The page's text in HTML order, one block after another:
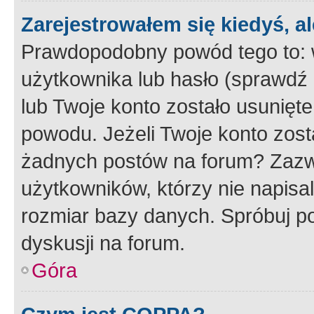
Zarejestrowałem się kiedyś,
Prawdopodobny powód tego to:
użytkownika lub hasło
lub Twoje konto zostało
powodu. Jeżeli Twoje konto
żadnych postów na forum?
użytkowników, którzy nie
rozmiar bazy danych. Spróbuj
dyskusji na forum.
Góra